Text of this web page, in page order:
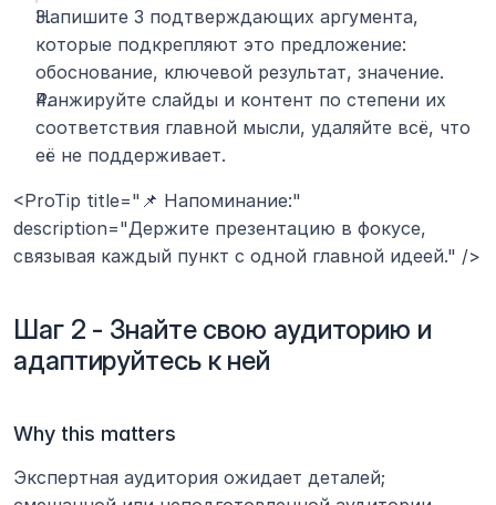
Напишите 3 подтверждающих аргумента,
которые подкрепляют это предложение:
обоснование, ключевой результат, значение.
Ранжируйте слайды и контент по степени их
соответствия главной мысли, удаляйте всё, что
её не поддерживает.
<ProTip title="📌 Напоминание:"
description="Держите презентацию в фокусе,
связывая каждый пункт с одной главной идеей." />
Шаг 2 - Знайте свою аудиторию и
адаптируйтесь к ней
Why this matters
Экспертная аудитория ожидает деталей;